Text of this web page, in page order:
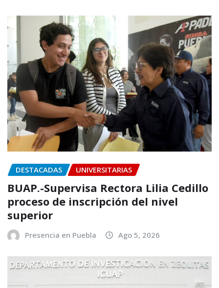
DESTACADAS UNIVERSITARIAS
BUAP.-Supervisa Rectora Lilia Cedillo
proceso de inscripción del nivel
superior
Presencia en Puebla Ago 5, 2026